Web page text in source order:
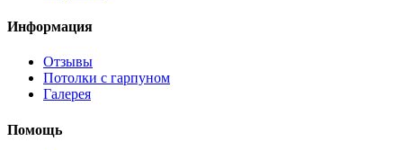
Информация
Отзывы
Потолки с гарпуном
Галерея
Помощь